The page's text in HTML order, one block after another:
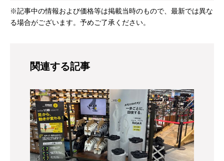
※記事中の情報および価格等は掲載当時のもので、最新では異な
る場合がございます。予めご了承ください。
関連する記事